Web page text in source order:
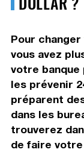
Pour
vous avez
votre banque
les prévenir
préparent
dans les
trouverez
de faire votre